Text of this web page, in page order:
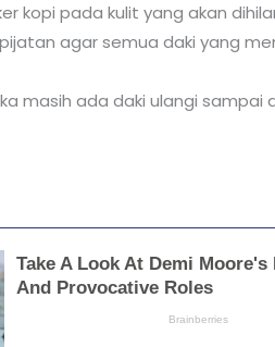
kopi pada kulit yang akan
agar semua daki yang
masih ada daki ulangi sampai